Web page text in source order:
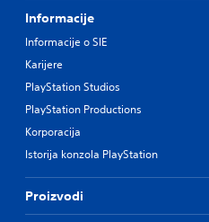
Informacije
Informacije o SIE
Karijere
PlayStation Studios
PlayStation Productions
Korporacija
Istorija konzola PlayStation
Proizvodi